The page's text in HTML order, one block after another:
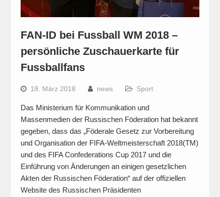
FAN-ID bei Fussball WM 2018 –
persönliche Zuschauerkarte für
Fussballfans
18. März 2018 news Sport
Das Ministerium für Kommunikation und
Massenmedien der Russischen Föderation hat bekannt
gegeben, dass das „Föderale Gesetz zur Vorbereitung
und Organisation der FIFA-Weltmeisterschaft 2018(TM)
und des FIFA Confederations Cup 2017 und die
Einführung von Änderungen an einigen gesetzlichen
Akten der Russischen Föderation“ auf der offiziellen
Website des Russischen Präsidenten